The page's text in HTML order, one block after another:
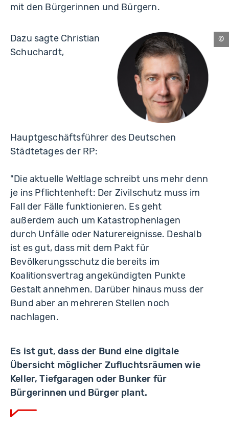
mit den Bürgerinnen und Bürgern.
Dazu sagte Christian
Schuchardt,
Hauptgeschäftsführer des Deutschen
Städtetages der RP:
"Die aktuelle Weltlage schreibt uns mehr denn
je ins Pflichtenheft: Der Zivilschutz muss im
Fall der Fälle funktionieren. Es geht
außerdem auch um Katastrophenlagen
durch Unfälle oder Naturereignisse. Deshalb
ist es gut, dass mit dem Pakt für
Bevölkerungsschutz die bereits im
Koalitionsvertrag angekündigten Punkte
Gestalt annehmen. Darüber hinaus muss der
Bund aber an mehreren Stellen noch
nachlagen.
Es ist gut, dass der Bund eine digitale
Übersicht möglicher Zufluchtsräumen wie
Keller, Tiefgaragen oder Bunker für
Bürgerinnen und Bürger plant.